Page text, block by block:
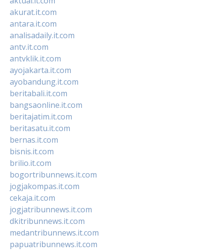
akurat.it.com
antara.it.com
analisadaily.it.com
antv.it.com
antvklik.it.com
ayojakarta.it.com
ayobandung.it.com
beritabali.it.com
bangsaonline.it.com
beritajatim.it.com
beritasatu.it.com
bernas.it.com
bisnis.it.com
brilio.it.com
bogortribunnews.it.com
jogjakompas.it.com
cekaja.it.com
jogjatribunnews.it.com
dkitribunnews.it.com
medantribunnews.it.com
papuatribunnews.it.com